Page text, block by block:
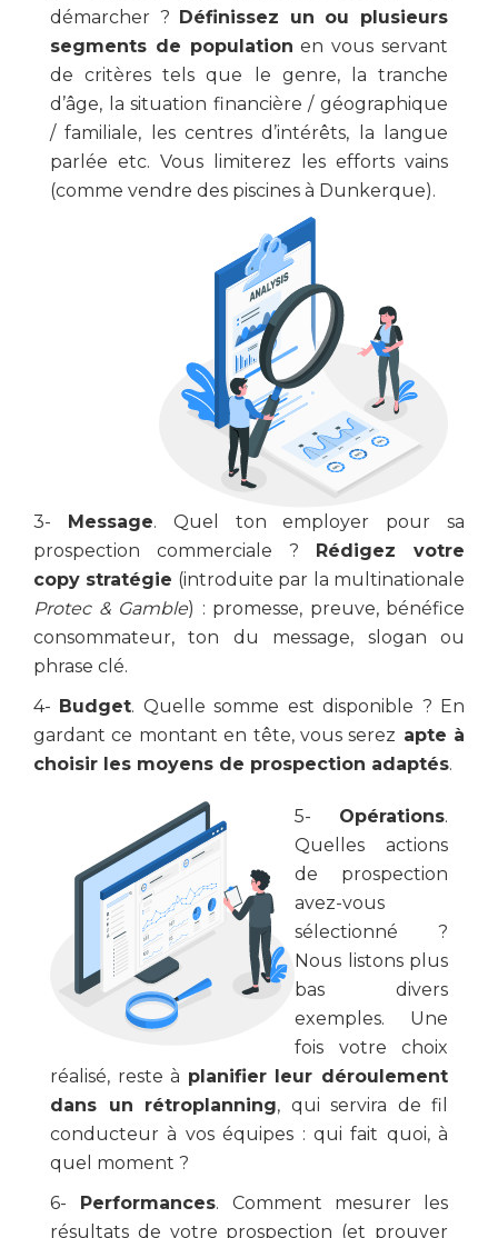
démarcher ? Définissez un ou plusieurs
segments de population en vous servant
de critères tels que le genre, la tranche
d’âge, la situation financière / géographique
/ familiale, les centres d’intérêts, la langue
parlée etc. Vous limiterez les efforts vains
(comme vendre des piscines à Dunkerque).
3- Message. Quel ton employer pour sa
prospection commerciale ? Rédigez votre
copy stratégie (introduite par la multinationale
Protec & Gamble) : promesse, preuve, bénéfice
consommateur, ton du message, slogan ou
phrase clé.
4- Budget. Quelle somme est disponible ? En
gardant ce montant en tête, vous serez apte à
choisir les moyens de prospection adaptés.
5- Opérations.
Quelles actions
de prospection
avez-vous
sélectionné ?
Nous listons plus
bas divers
exemples. Une
fois votre choix
réalisé, reste à planifier leur déroulement
dans un rétroplanning, qui servira de fil
conducteur à vos équipes : qui fait quoi, à
quel moment ?
6- Performances. Comment mesurer les
résultats de votre prospection (et prouver